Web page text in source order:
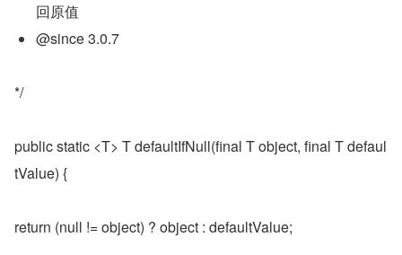
回原值
@since 3.0.7
*/
public static <T> T defaultIfNull(final T object, final T defaul
tValue) {
return (null != object) ? object : defaultValue;